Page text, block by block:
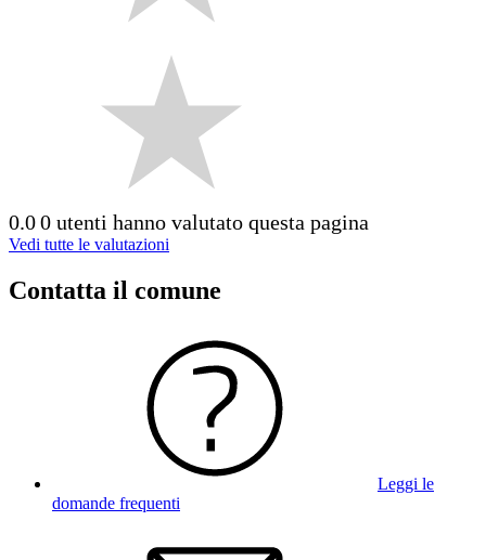
0.00 utenti hanno valutato questa pagina
Vedi tutte le valutazioni
Contatta il comune
Leggi le
domande frequenti